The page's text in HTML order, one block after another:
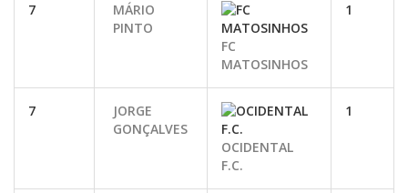
7
MÁRIO
PINTO
FC
MATOSINHOS
1
7
JORGE
GONÇALVES
OCIDENTAL
F.C.
1